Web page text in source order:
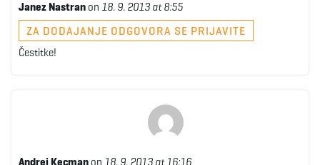
Janez Nastran on 18. 9. 2013 at 8:55
ZA DODAJANJE ODGOVORA SE PRIJAVITE
Čestitke!
Andrej Kecman on 18. 9. 2013 at 16:16